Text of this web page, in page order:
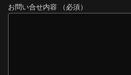
お問い合せ内容 （必須）